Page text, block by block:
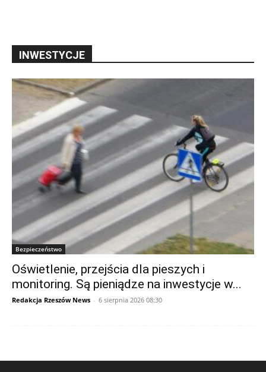
INWESTYCJE
Bezpieczeństwo
Oświetlenie, przejścia dla pieszych i
monitoring. Są pieniądze na inwestycje w...
Redakcja Rzeszów News - 6 sierpnia 2026 08:30